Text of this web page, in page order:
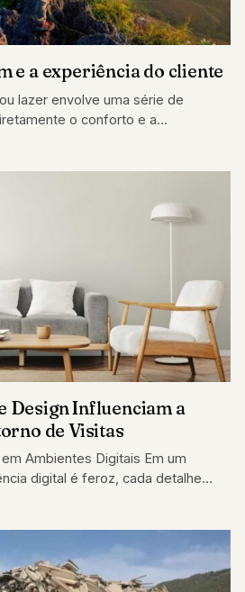
e a experiência do cliente
lazer envolve uma série de
o conforto e a
Design Influenciam a
de Visitas
Ambientes Digitais Em um
digital é feroz, cada detalhe